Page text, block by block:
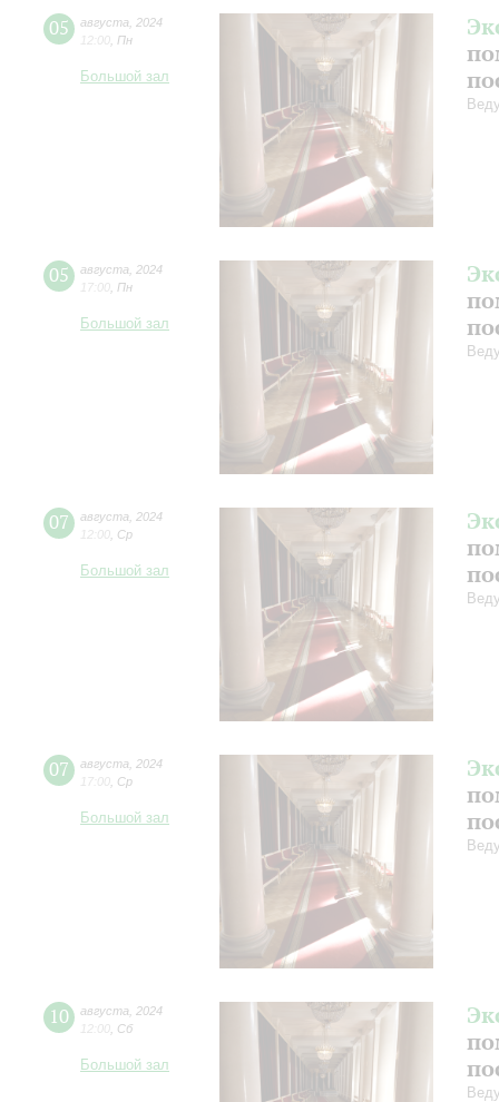
05 августа
2024
12:00 Пн
Большой зал
05 августа
2024
17:00 Пн
Большой зал
07 августа
2024
12:00 Ср
Большой зал
07 августа
2024
17:00 Ср
Большой зал
10 августа
2024
12:00 Сб
Большой зал